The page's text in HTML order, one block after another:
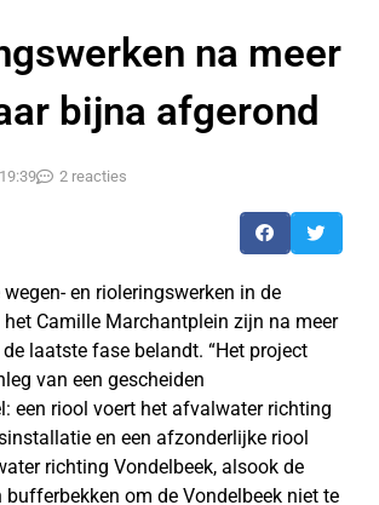
na meer
bijna afgerond
19:39 2 reacties
en rioleringswerken in de
het Camille Marchantplein zijn na meer
laatste fase belandt. “Het project
van een gescheiden
een riool voert het afvalwater richting
en een afzonderlijke riool
richting Vondelbeek, alsook de
bufferbekken om de Vondelbeek niet te